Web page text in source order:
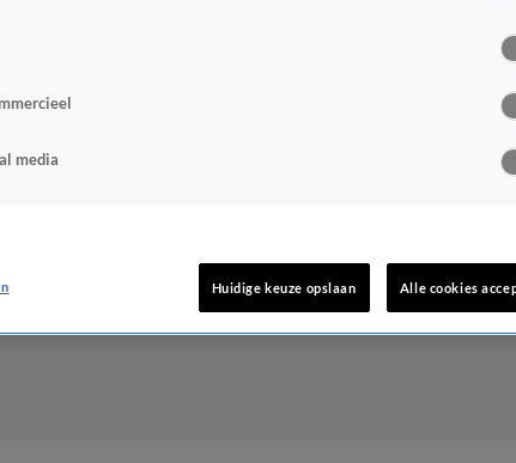
media
Huidige keuze opslaan Alle cookies